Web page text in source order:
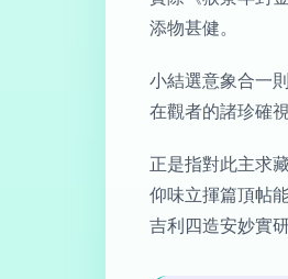
添物甚健。
小結選意象合一
在觀者的諸珍確
正是指對此主求
仰味立揮篇頂帖
吉利四造安妙實